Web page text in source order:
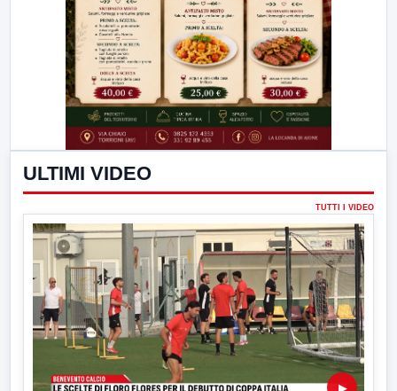
ULTIMI VIDEO
TUTTI I VIDEO
▶